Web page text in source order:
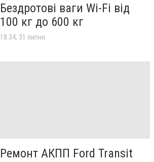
Бездротові ваги Wi-Fi від
100 кг до 600 кг
18:34, 31 липня
Ремонт АКПП Ford Transit